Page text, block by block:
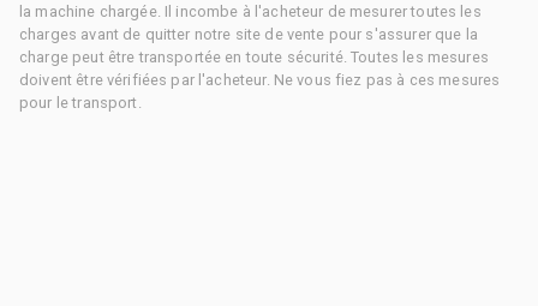
la machine chargée. Il incombe à l'acheteur de mesurer toutes les
charges avant de quitter notre site de vente pour s'assurer que la
charge peut être transportée en toute sécurité. Toutes les mesures
doivent être vérifiées par l'acheteur. Ne vous fiez pas à ces mesures
pour le transport.